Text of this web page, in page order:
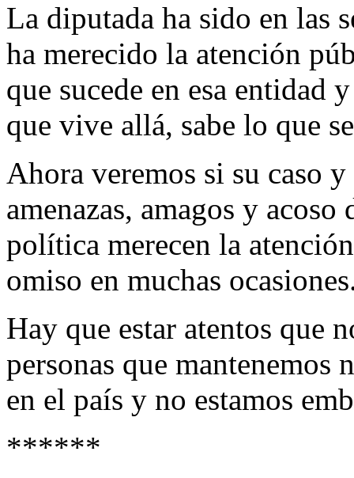
La diputada ha sido en las
ha merecido la atención
que sucede en esa entidad
que vive allá, sabe lo que
Ahora veremos si su caso
amenazas, amagos y
política merecen la
omiso en muchas
Hay que estar atentos que
personas que mantenemos
en el país y no estamos
******